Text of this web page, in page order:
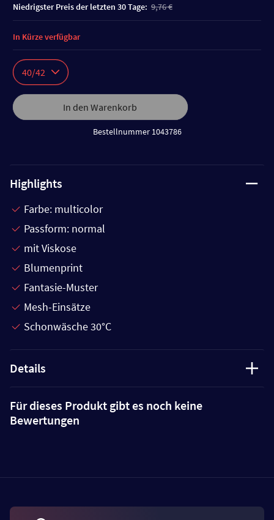
niedrigster Preis der letzten 30 Tage: 9,76 €
40/42
In den Warenkorb
Bestellnummer 1043786
In Kürze verfügbar
Highlights
Farbe: multicolor
Passform: normal
mit Viskose
Blumenprint
Fantasie-Muster
Mesh-Einsätze
Schonwäsche 30°C
Details
Für dieses Produkt gibt es noch keine
Bewertungen